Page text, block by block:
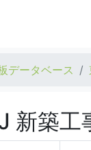
データベース
新築